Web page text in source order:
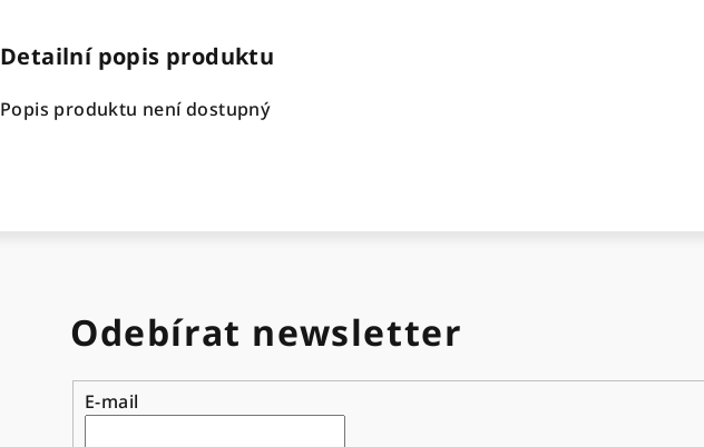
Detailní popis produktu
Popis produktu není dostupný
Odebírat newsletter
E-mail